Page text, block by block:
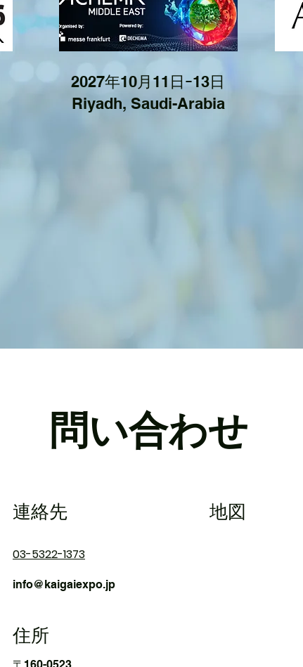
2027年10月11日ｰ13日
Riyadh, Saudi-Arabia
問い合わせ
連絡先
03-5322-1373
info@kaigaiexpo.jp
​住所
地図